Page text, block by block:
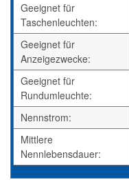
Geeignet für
Taschenleuchten:
Geeignet für
Anzeigezwecke:
Geeignet für
Rundumleuchte:
Nennstrom:
Mittlere
Nennlebensdauer: